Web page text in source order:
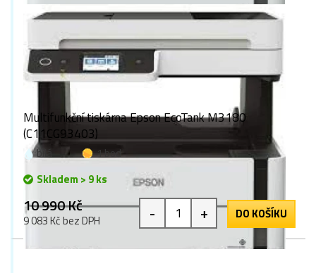
Multifunkční tiskárna Epson EcoTank M3180
(C11CG93403)
bílá
1 bod
Skladem > 9 ks
10 990 Kč
9 083 Kč bez DPH - + DO KOŠÍKU